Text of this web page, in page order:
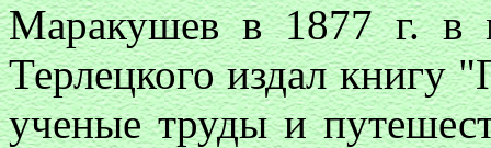
Маракушев в 1877 г. в
Терлецкого издал книгу
ученые труды и